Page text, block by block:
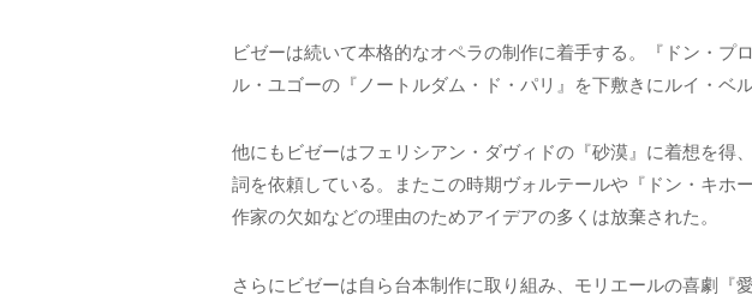
ビゼーは続いて本格的なオペラの制作に着手する。『ドン・
ル・ユゴーの『ノートルダム・ド・パリ』を下敷きにルイ・ベ
他にもビゼーはフェリシアン・ダヴィドの『砂漠』に着想を得
詞を依頼している。またこの時期ヴォルテールや『ドン・キホ
作家の欠如などの理由のためアイデアの多くは放棄された。
さらにビゼーは自ら台本制作に取り組み、モリエールの喜劇